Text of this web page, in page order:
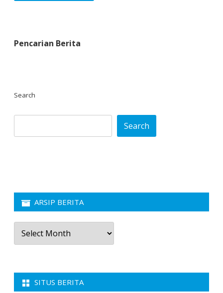
Pencarian Berita
Search
Search
ARSIP BERITA
Arsip
Berita
SITUS BERITA